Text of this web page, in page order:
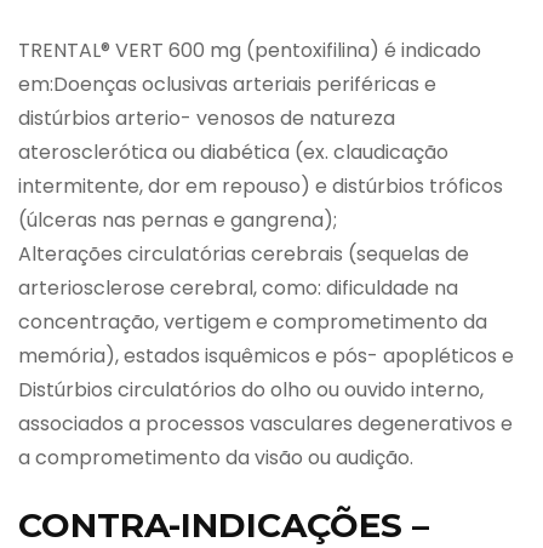
TRENTAL® VERT 600 mg (pentoxifilina) é indicado
em:Doenças oclusivas arteriais periféricas e
distúrbios arterio- venosos de natureza
aterosclerótica ou diabética (ex. claudicação
intermitente, dor em repouso) e distúrbios tróficos
(úlceras nas pernas e gangrena);
Alterações circulatórias cerebrais (sequelas de
arteriosclerose cerebral, como: dificuldade na
concentração, vertigem e comprometimento da
memória), estados isquêmicos e pós- apopléticos e
Distúrbios circulatórios do olho ou ouvido interno,
associados a processos vasculares degenerativos e
a comprometimento da visão ou audição.
CONTRA-INDICAÇÕES –